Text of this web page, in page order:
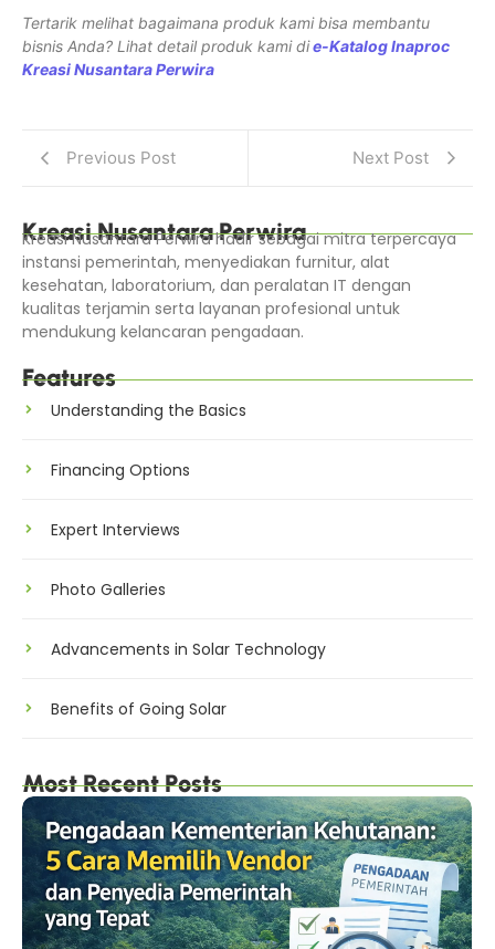
Tertarik melihat bagaimana produk kami bisa membantu
bisnis Anda? Lihat detail produk kami die-Katalog Inaproc
Kreasi Nusantara Perwira
Previous Post Next Post
Kreasi Nusantara Perwira
Kreasi Nusantara Perwira hadir sebagai mitra terpercaya
instansi pemerintah, menyediakan furnitur, alat
kesehatan, laboratorium, dan peralatan IT dengan
kualitas terjamin serta layanan profesional untuk
mendukung kelancaran pengadaan.
Features
Understanding the Basics
Financing Options
Expert Interviews
Photo Galleries
Advancements in Solar Technology
Benefits of Going Solar
Most Recent Posts